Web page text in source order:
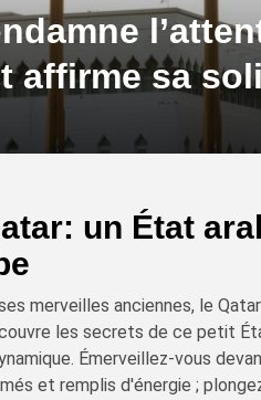
affirme sa
un État
merveilles anciennes, le
les secrets de ce petit
Émerveillez-vous
et remplis d'énergie ;